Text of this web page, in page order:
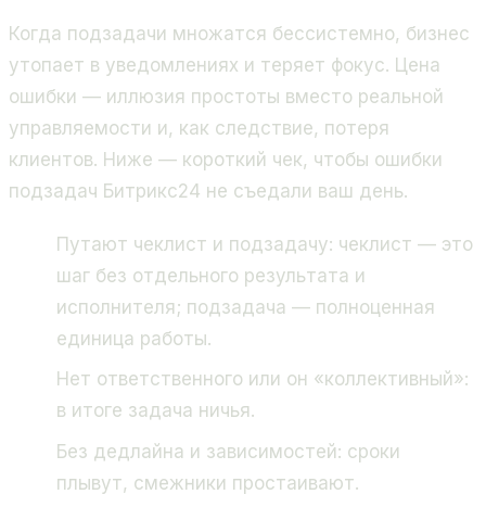
Когда подзадачи множатся бессистемно, бизнес
утопает в уведомлениях и теряет фокус. Цена
ошибки — иллюзия простоты вместо реальной
управляемости и, как следствие, потеря
клиентов. Ниже — короткий чек, чтобы ошибки
подзадач Битрикс24 не съедали ваш день.
Путают чеклист и подзадачу: чеклист — это
шаг без отдельного результата и
исполнителя; подзадача — полноценная
единица работы.
Нет ответственного или он «коллективный»:
в итоге задача ничья.
Без дедлайна и зависимостей: сроки
плывут, смежники простаивают.